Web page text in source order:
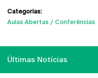
Categorias:
Aulas Abertas
Conferências
Últimas Notícias